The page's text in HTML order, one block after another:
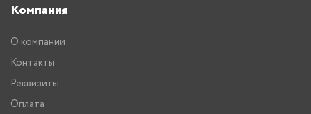
Компания
О компании
Контакты
Реквизиты
Оплата